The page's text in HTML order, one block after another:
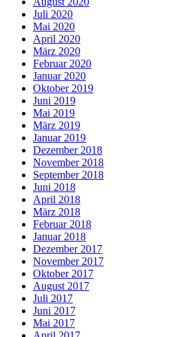
Juli 2020
Mai 2020
April 2020
März 2020
Februar 2020
Januar 2020
Oktober 2019
Juni 2019
Mai 2019
März 2019
Januar 2019
Dezember 2018
November 2018
September 2018
Juni 2018
April 2018
März 2018
Februar 2018
Januar 2018
Dezember 2017
November 2017
Oktober 2017
August 2017
Juli 2017
Juni 2017
Mai 2017